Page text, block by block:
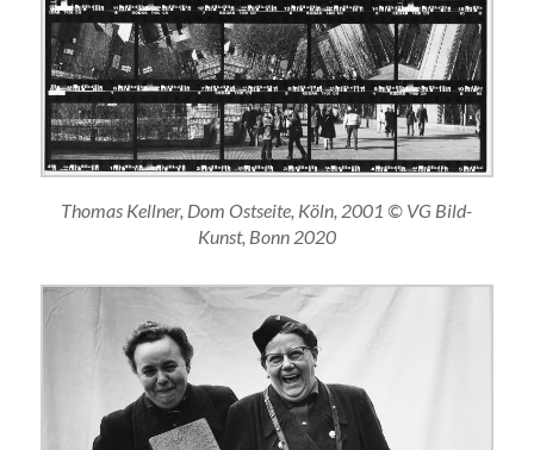
Thomas Kellner, Dom Ostseite, Köln, 2001 © VG Bild-
Kunst, Bonn 2020